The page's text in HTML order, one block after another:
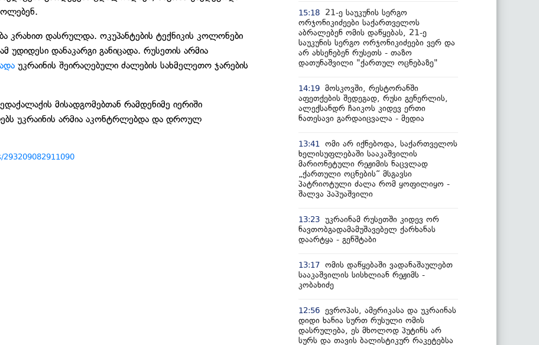
კრახით დასრულდა. ოკუპანტების ტექნიკის კოლონები
უდიდესი დანაკარგი განიცადა. რუსეთის არმია
უკრაინის შეირაღებული ძალების სახმელეთო ჯარების
მისადგომებთან რამდენიმე იერიში
უკრაინის არმია აკონტრლებდა და დროულ
15:18
21-ე საუკუნის სერგო
ორჯონიკიძეები საქართველოს
აბრალებენ ომის დაწყებას, 21-ე
საუკუნის სერგო ორჯონიკიძეები ვერ და
არ ახსენებენ რუსეთს - თაზო
დათუნაშვილი "ქართულ ოცნებაზე"
14:19 მოსკოვში, რესტორანში
აფეთქების შედეგად, რუსი გენერლის,
ალექსანდრ ჩაიკოს კიდევ ერთი
ნათესავი გარდაიცვალა - მედია
13:41
ომი არ იქნებოდა, საქართველოს
ხელისუფლებაში სააკაშვილის
მარიონეტული რეჟიმის ნაცვლად
„ქართული ოცნების“ მსგავსი
პატრიოტული ძალა რომ ყოფილიყო -
შალვა პაპუაშვილი
13:23 უკრაინამ რუსეთში კიდევ ორ
ნავთობგადამამუშავებელ ქარხანას
დაარტყა - გენშტაბი
13:17 ომის დაწყებაში ვადანაშაულებთ
სააკაშვილის სისხლიან რეჟიმს -
კობახიძე
12:56 ევროპას, ამერიკასა და უკრაინას
დიდი ხანია სურთ რუსული ომის
დასრულება, ეს მხოლოდ პუტინს არ
სურს და თავის ბალისტიკურ რაკეტებსა